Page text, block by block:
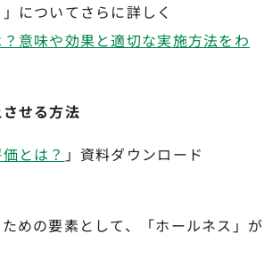
についてさらに詳しく
意味や効果と適切な実施方法をわ
せる方法
とは？ 」資料ダウンロード
めの要素として、「ホールネス」が